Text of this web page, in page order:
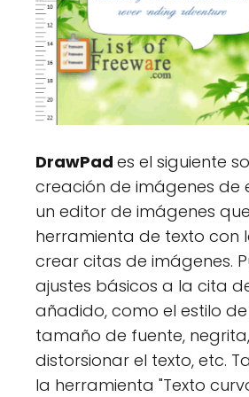
DrawPad es el siguiente
creación de imágenes de
un editor de imágenes
herramienta de texto con
crear citas de imágenes.
ajustes básicos a la cita
añadido, como el estilo
tamaño de fuente,
distorsionar el texto, etc.
la herramienta "Texto